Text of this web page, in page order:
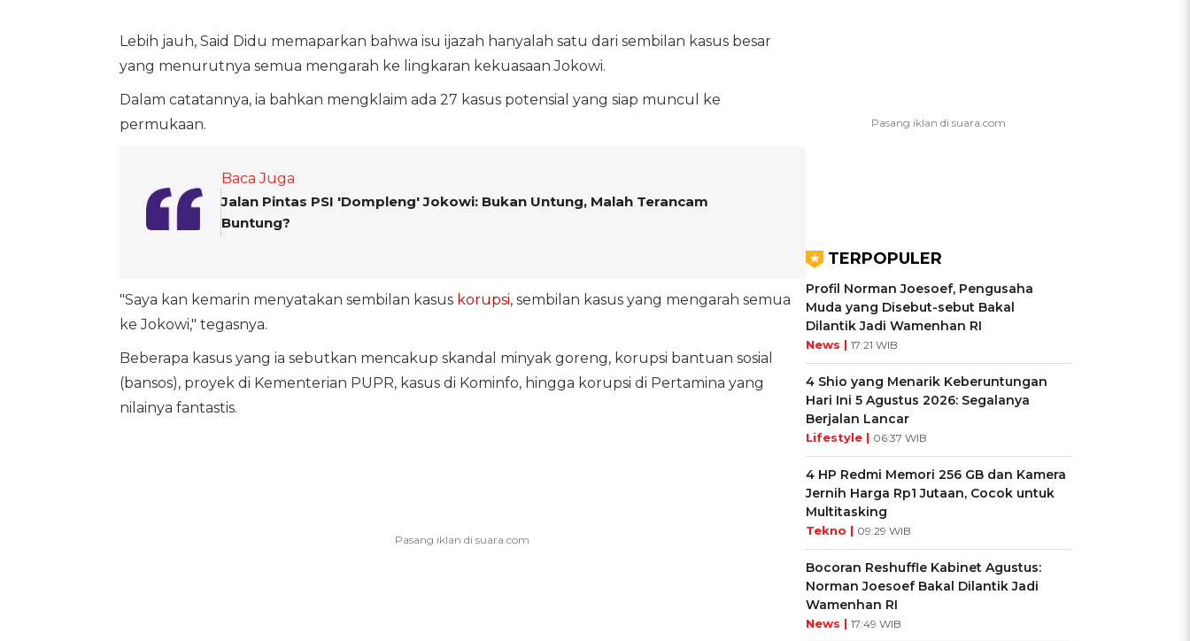
Lebih jauh, Said Didu memaparkan bahwa isu ijazah hanyalah satu dari sembilan kasus besar
yang menurutnya semua mengarah ke lingkaran kekuasaan Jokowi.
Dalam catatannya, ia bahkan mengklaim ada 27 kasus potensial yang siap muncul ke
permukaan.
Baca Juga
Jalan Pintas PSI 'Dompleng' Jokowi: Bukan Untung, Malah Terancam
Buntung?
"Saya kan kemarin menyatakan sembilan kasus korupsi, sembilan kasus yang mengarah semua
ke Jokowi," tegasnya.
Beberapa kasus yang ia sebutkan mencakup skandal minyak goreng, korupsi bantuan sosial
(bansos), proyek di Kementerian PUPR, kasus di Kominfo, hingga korupsi di Pertamina yang
nilainya fantastis.
TERPOPULER
Profil Norman Joesoef, Pengusaha
Muda yang Disebut-sebut Bakal
Dilantik Jadi Wamenhan RI
News | 17:21 WIB
4 Shio yang Menarik Keberuntungan
Hari Ini 5 Agustus 2026: Segalanya
Berjalan Lancar
Lifestyle | 06:37 WIB
4 HP Redmi Memori 256 GB dan Kamera
Jernih Harga Rp1 Jutaan, Cocok untuk
Multitasking
Tekno | 09:29 WIB
Bocoran Reshuffle Kabinet Agustus:
Norman Joesoef Bakal Dilantik Jadi
Wamenhan RI
News | 17:49 WIB